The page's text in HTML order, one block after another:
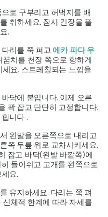
로 구부리고 허벅지를 배
취하세요. 잠시 긴장을 풀
.
리를 쭉 펴고 에카 파다 우
치를 천장 쪽으로 향하게
요. 스트레칭되는 느낌을
닥에 붙입니다. 이제 오른
꽉 잡고 단단히 고정합니다.
합니다 .
왼발을 오른쪽으로 내리고
쪽 무릎 위로 교차시키세요.
잡고 바닥(왼발 바깥쪽)에
들이쉬고 고개를 왼쪽으로
요.
유지하세요. 다리는 쭉 펴
신체적 한계에 따라 자세를